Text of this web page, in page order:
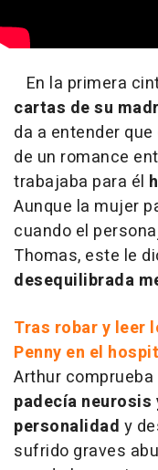
En la primera
cartas de su
da a entender
de un romance
trabajaba para él
Aunque la mujer
cuando el
Thomas, este le
desequilibrada
Tras robar y leer
Penny en el
Arthur
padecía
personalidad y
sufrido graves